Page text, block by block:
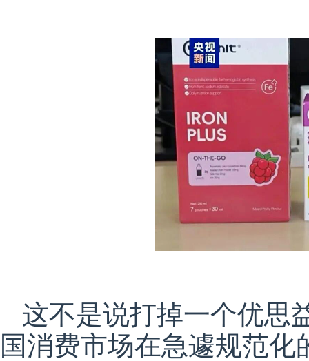
这不是说打掉一个优思
国消费市场在急遽规范